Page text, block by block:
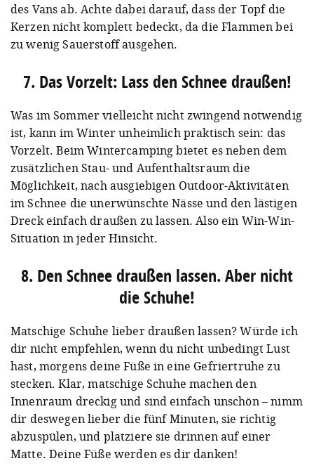
des Vans ab. Achte dabei darauf, dass der Topf die
Kerzen nicht komplett bedeckt, da die Flammen bei
zu wenig Sauerstoff ausgehen.
7. Das Vorzelt: Lass den Schnee draußen!
Was im Sommer vielleicht nicht zwingend notwendig
ist, kann im Winter unheimlich praktisch sein: das
Vorzelt. Beim Wintercamping bietet es neben dem
zusätzlichen Stau- und Aufenthaltsraum die
Möglichkeit, nach ausgiebigen Outdoor-Aktivitäten
im Schnee die unerwünschte Nässe und den lästigen
Dreck einfach draußen zu lassen. Also ein Win-Win-
Situation in jeder Hinsicht.
8. Den Schnee draußen lassen. Aber nicht
die Schuhe!
Matschige Schuhe lieber draußen lassen? Würde ich
dir nicht empfehlen, wenn du nicht unbedingt Lust
hast, morgens deine Füße in eine Gefriertruhe zu
stecken. Klar, matschige Schuhe machen den
Innenraum dreckig und sind einfach unschön – nimm
dir deswegen lieber die fünf Minuten, sie richtig
abzuspülen, und platziere sie drinnen auf einer
Matte. Deine Füße werden es dir danken!